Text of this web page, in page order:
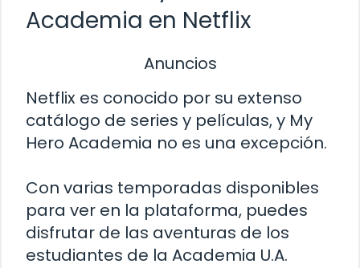
Academia en Netflix
Anuncios
Netflix es conocido por su extenso
catálogo de series y películas, y My
Hero Academia no es una excepción.
Con varias temporadas disponibles
para ver en la plataforma, puedes
disfrutar de las aventuras de los
estudiantes de la Academia U.A.